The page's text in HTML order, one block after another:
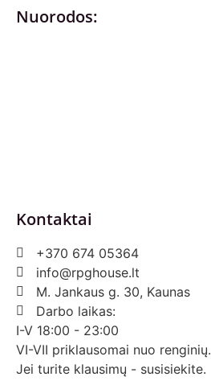
Nuorodos:
Kontaktai
+370 674 05364
info@rpghouse.lt
M. Jankaus g. 30, Kaunas
Darbo laikas:
I-V 18:00 - 23:00
VI-VII priklausomai nuo renginių.
Jei turite klausimų - susisiekite.